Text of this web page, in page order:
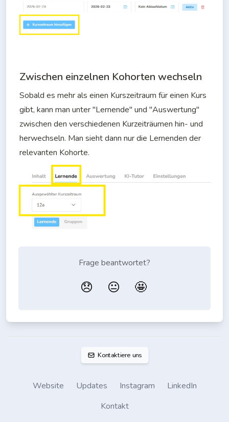
Zwischen einzelnen Kohorten wechseln
Sobald es mehr als einen Kurszeitraum für einen Kurs
gibt, kann man unter "Lernende" und "Auswertung"
zwischen den verschiedenen Kurzeiträumen hin- und
herwechseln. Man sieht dann nur die Lernenden der
relevanten Kohorte.
Frage beantwortet?
😞 😐 🤩
Kontaktiere uns
Website Updates Instagram
LinkedIn
Kontakt